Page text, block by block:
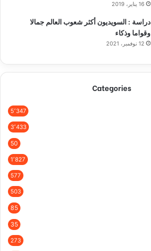
16 يناير، 2019
دراسة : السويديون أكثر شعوب العالم جمالا
وقواما وذكاء
12 نوفمبر، 2021
Categories
5٬347
3٬433
50
1٬827
577
503
85
35
273